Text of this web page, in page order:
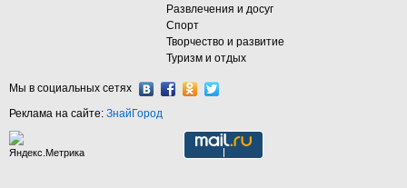
Развлечения и досуг
Спорт
Творчество и развитие
Туризм и отдых
Мы в социальных сетях
Реклама на сайте: ЗнайГород